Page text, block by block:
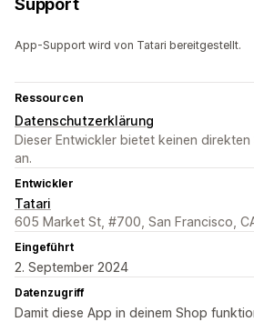
Support
App-Support wird von Tatari bereitgestellt.
Ressourcen
Datenschutzerklärung
Dieser Entwickler bietet keinen
an.
Entwickler
Tatari
605 Market St, #700, San Francisco,
Eingeführt
2. September 2024
Datenzugriff
Damit diese App in deinem Shop